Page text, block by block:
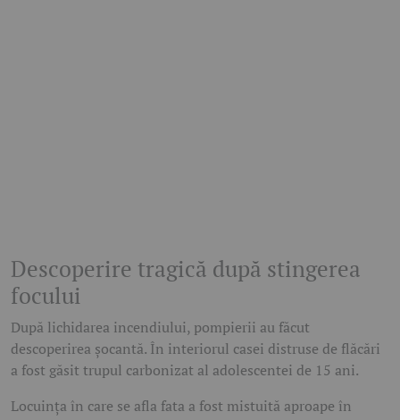
Descoperire tragică după stingerea
focului
După lichidarea incendiului, pompierii au făcut
descoperirea șocantă. În interiorul casei distruse de flăcări
a fost găsit trupul carbonizat al adolescentei de 15 ani.
Locuința în care se afla fata a fost mistuită aproape în